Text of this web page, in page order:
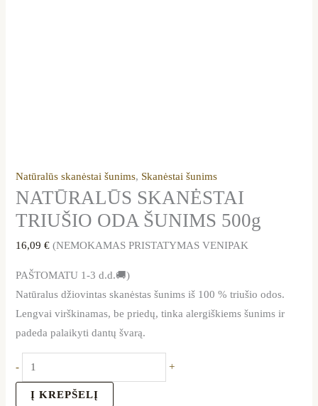
Natūralūs skanėstai šunims, Skanėstai šunims
NATŪRALŪS SKANĖSTAI
TRIUŠIO ODA ŠUNIMS 500g
16,09€ (NEMOKAMAS PRISTATYMAS VENIPAK
PAŠTOMATU 1-3 d.d.🚚)
Natūralus džiovintas skanėstas šunims iš 100 % triušio odos.
Lengvai virškinamas, be priedų, tinka alergiškiems šunims ir
padeda palaikyti dantų švarą.
- +
Į KREPŠELĮ